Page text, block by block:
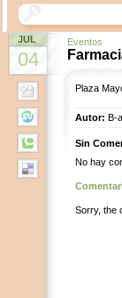
JUL
04
Eventos
Plaza
Autor: B-
Sin
No hay
Sorry, the